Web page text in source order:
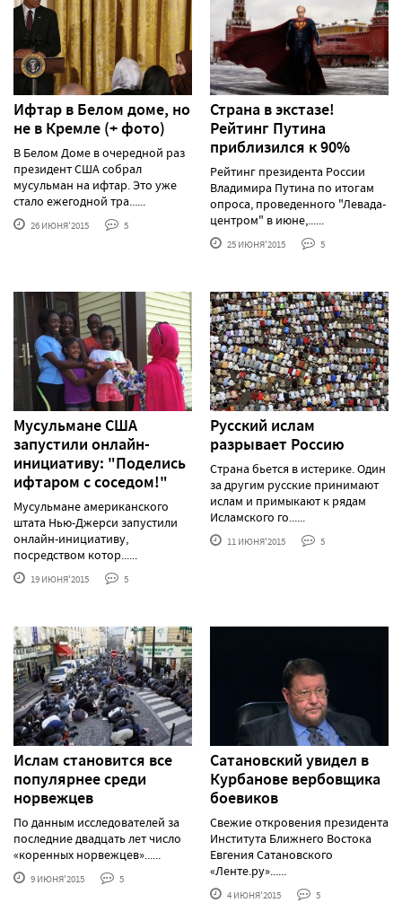
Ифтар в Белом доме, но
не в Кремле (+ фото)
В Белом Доме в очередной раз
президент США собрал
мусульман на ифтар. Это уже
стало ежегодной тра......
26 ИЮНЯ'2015 5
Страна в экстазе!
Рейтинг Путина
приблизился к 90%
Рейтинг президента России
Владимира Путина по итогам
опроса, проведенного "Левада-
центром" в июне,......
25 ИЮНЯ'2015 5
Мусульмане США
запустили онлайн-
инициативу: "Поделись
ифтаром с соседом!"
Мусульмане американского
штата Нью-Джерси запустили
онлайн-инициативу,
посредством котор......
19 ИЮНЯ'2015 5
Русский ислам
разрывает Россию
Страна бьется в истерике. Один
за другим русские принимают
ислам и примыкают к рядам
Исламского го......
11 ИЮНЯ'2015 5
Ислам становится все
популярнее среди
норвежцев
По данным исследователей за
последние двадцать лет число
«коренных норвежцев»......
9 ИЮНЯ'2015 5
Сатановский увидел в
Курбанове вербовщика
боевиков
Свежие откровения президента
Института Ближнего Востока
Евгения Сатановского
«Ленте.ру»......
4 ИЮНЯ'2015 5